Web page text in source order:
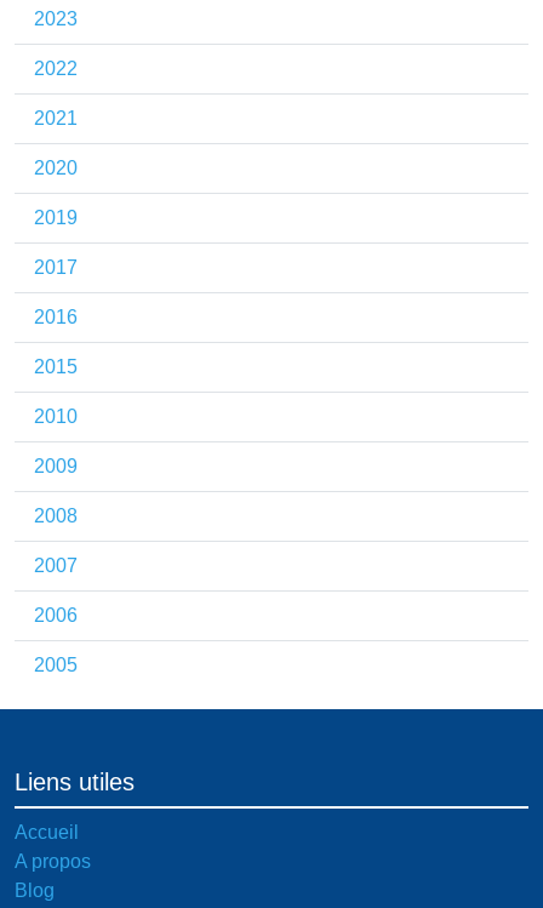
2023
2022
2021
2020
2019
2017
2016
2015
2010
2009
2008
2007
2006
2005
Liens utiles
Accueil
A propos
Blog